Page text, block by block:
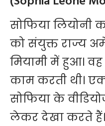
सोफिया लियोनी
को संयुक्त राज्य
मियामी में हुआ। वह
काम करती थी।
सोफिया के
लेकर देखा करते